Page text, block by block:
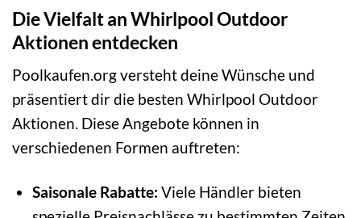
Die Vielfalt an Whirlpool Outdoor
Aktionen entdecken
Poolkaufen.org versteht deine Wünsche und
präsentiert dir die besten Whirlpool Outdoor
Aktionen. Diese Angebote können in
verschiedenen Formen auftreten:
Saisonale Rabatte: Viele Händler bieten